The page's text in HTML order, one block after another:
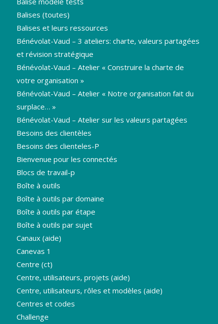
Balises (toutes)
Balises et leurs ressources
Bénévolat-Vaud – 3 ateliers: charte, valeurs partagées
et révision stratégique
Bénévolat-Vaud – Atelier « Construire la charte de
votre organisation »
Bénévolat-Vaud – Atelier « Notre organisation fait du
surplace… »
Bénévolat-Vaud – Atelier sur les valeurs partagées
Besoins des clientèles
Besoins des clienteles-P
Bienvenue pour les connectés
Blocs de travail-p
Boîte à outils
Boîte à outils par domaine
Boîte à outils par étape
Boîte à outils par sujet
Canaux (aide)
Canevas 1
Centre (ct)
Centre, utilisateurs, projets (aide)
Centre, utilisateurs, rôles et modèles (aide)
Centres et codes
Challenge